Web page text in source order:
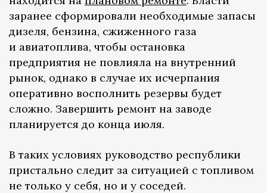
заранее сформировали необходимые запасы
дизеля, бензина, сжиженного газа
и авиатоплива, чтобы остановка
предприятия не повлияла на внутренний
рынок, однако в случае их исчерпания
оперативно восполнить резервы будет
сложно. Завершить ремонт на заводе
планируется до конца июля.
В таких условиях руководство республики
пристально следит за ситуацией с топливом
не только у себя, но и у соседей.